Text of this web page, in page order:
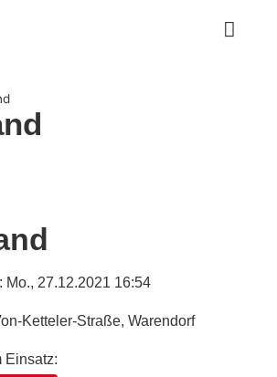
Mo., 27.12.2021 16:54
Ketteler-Straße, Warendorf
Einsatz: